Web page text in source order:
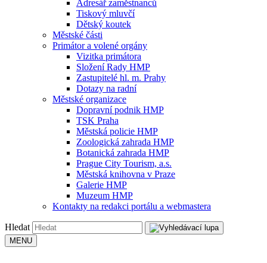
Adresář zaměstnanců
Tiskový mluvčí
Dětský koutek
Městské části
Primátor a volené orgány
Vizitka primátora
Složení Rady HMP
Zastupitelé hl. m. Prahy
Dotazy na radní
Městské organizace
Dopravní podnik HMP
TSK Praha
Městská policie HMP
Zoologická zahrada HMP
Botanická zahrada HMP
Prague City Tourism, a.s.
Městská knihovna v Praze
Galerie HMP
Muzeum HMP
Kontakty na redakci portálu a webmastera
Hledat
MENU